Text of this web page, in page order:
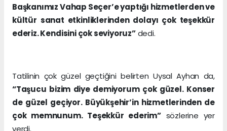
Başkanımız Vahap Seçer’e yaptığı hizmetlerden ve
kültür sanat etkinliklerinden dolayı çok teşekkür
ederiz. Kendisini çok seviyoruz”dedi.
Tatilinin çok güzel geçtiğini belirten Uysal Ayhan da,
“Taşucu bizim diye demiyorum çok güzel. Konser
de güzel geçiyor. Büyükşehir’in hizmetlerinden de
çok memnunum. Teşekkür ederim”sözlerine yer
verdi.